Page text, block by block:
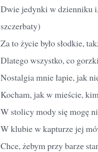
Dwie jedynki w dzienniku i,
szczerbaty)
Za to życie było słodkie,
Dlatego wszystko, co
Nostalgia mnie łapie, jak
Kocham, jak w mieście,
W stolicy mody się mogę
W klubie w kapturze jej
Chce, żebym przy barzе